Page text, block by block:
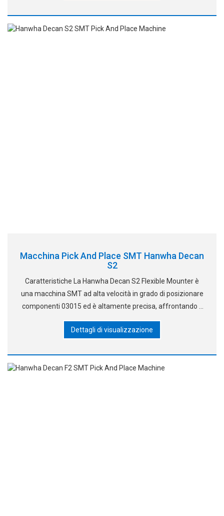
Macchina Pick And Place SMT Hanwha Decan
S2
Caratteristiche La Hanwha Decan S2 Flexible Mounter è
una macchina SMT ad alta velocità in grado di posizionare
componenti 03015 ed è altamente precisa, affrontando il
evoluzione di oggi. Optimum Placemen
Dettagli di visualizzazione